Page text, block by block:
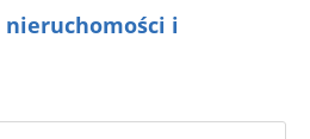
nieruchomości i